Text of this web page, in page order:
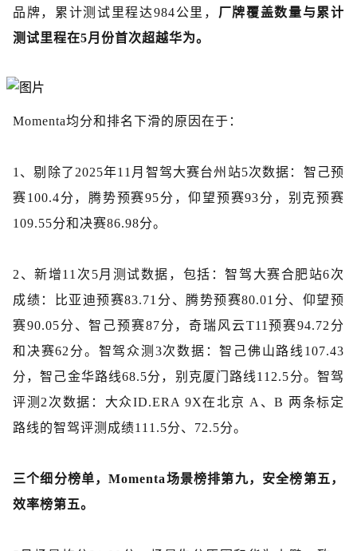
品牌，累计测试里程达984公里， 厂牌覆盖数量与累计
测试里程在5月份首次超越华为。
Momenta均分和排名下滑的原因在于：
1、剔除了 2025年11月智驾大赛台州站5次数据：智己预
赛100.4分，腾势预赛95分，仰望预赛93分，别克预赛
109.55分和决赛86.98分。
2、新增11次5月测试数据，包括：智驾大赛合肥站6次
成绩：比亚迪预赛83.71分、腾势预赛80.01分、仰望预
赛90.05分、智己预赛87分，奇瑞风云T11预赛94.72分
和决赛62分。智驾众测3次数据：智己佛山路线107.43
分，智己金华路线68.5分，别克厦门路线112.5分。智驾
评测2次数据：大众ID.ERA 9X在北京 A、B 两条标定
路线的智驾评测成绩111.5分、72.5分。
三个细分榜单，Momenta场景榜排第九，安全榜第五，
效率榜第五。